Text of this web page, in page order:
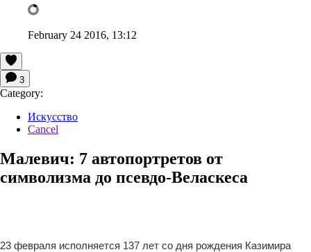
February 24 2016, 13:12
3
Category:
Искусство
Cancel
Малевич: 7 автопортретов от
символизма до псевдо-Веласкеса
23 февраля исполняется 137 лет со дня рождения Казимира